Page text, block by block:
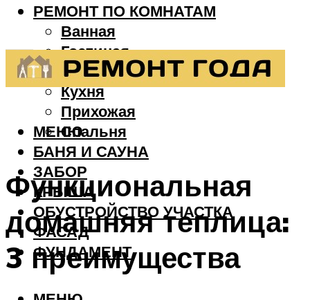
РЕМОНТ ПО КОМНАТАМ
Ванная
Гостиная
Детская
Кухня
Прихожая
Спальня
БАНЯ И САУНА
ЗАБОР
КРЫША
ОБУСТРОЙСТВО УЧАСТКА
ФАСАД
ФУНДАМЕНТ
МЕНЮ
Функциональная
домашняя теплица:
3 преимущества